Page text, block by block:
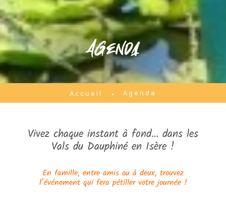
Agenda
Accueil Agenda
Vivez chaque instant à fond… dans les
Vals du Dauphiné en Isère !
En famille, entre amis ou à deux, trouvez
l’événement qui fera pétiller votre journée !